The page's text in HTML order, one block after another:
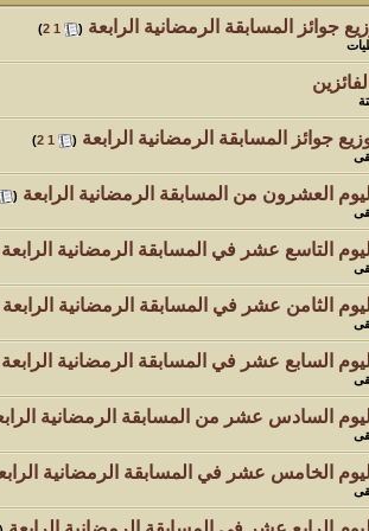
الموضوع
هذه الصوره )
الموضوع
المطلوبةّّّ!!
الموضوع
التين و الزيتون , الذي ادخل الفريق البحث
جوائز المسابقة الرمضانية الرابعة (
1
2
)
جوائز المسابقة الرمضانية الرابعة (
1
2
)
العشرون من المسابقة الرمضانية الرابعة (
التاسع عشر في المسابقة الرمضانية الرابعة
الثامن عشر في المسابقة الرمضانية الرابعة
السابع عشر في المسابقة الرمضانية الرابعة
السادس عشر من المسابقة الرمضانية
الخامس عشر في المسابقة الرمضانية